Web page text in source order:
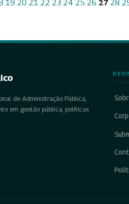
19 20 21 22 23 24 25 26 27 28
de Administração Pública,
em gestão pública, políticas